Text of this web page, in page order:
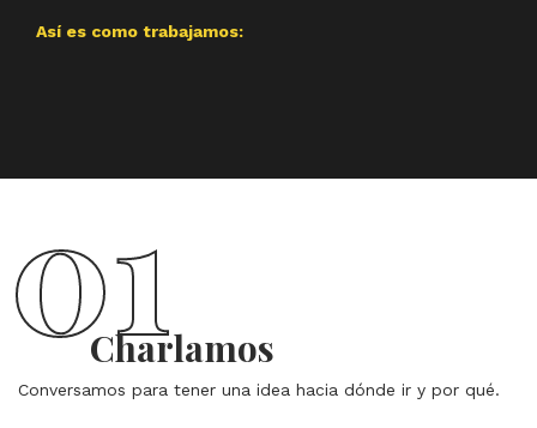
Así es como trabajamos:
01Charlamos
Conversamos para tener una idea hacia dónde ir y por qué.